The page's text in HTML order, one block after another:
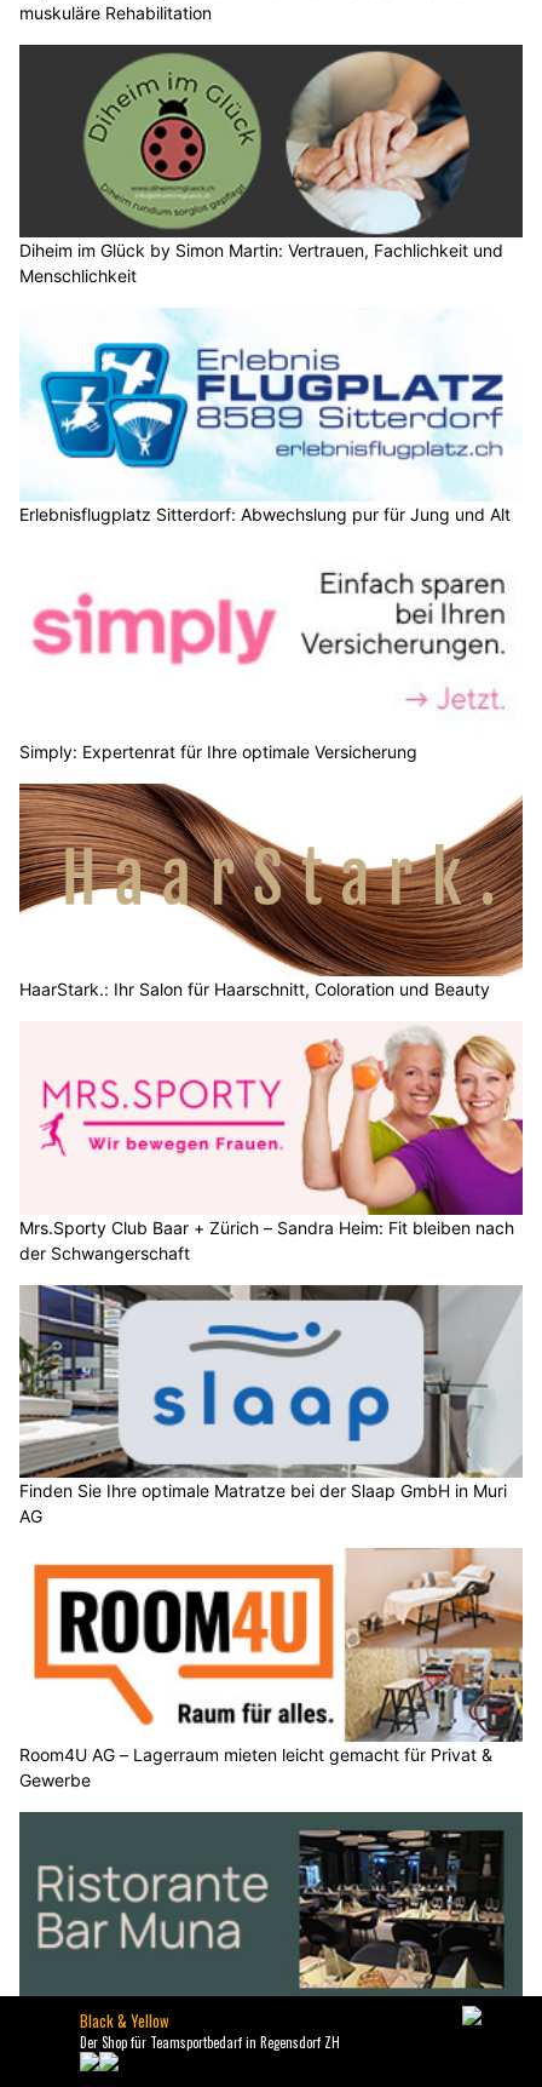
muskuläre Rehabilitation
Diheim im Glück by Simon Martin: Vertrauen, Fachlichkeit und
Menschlichkeit
Erlebnisflugplatz Sitterdorf: Abwechslung pur für Jung und Alt
Simply: Expertenrat für Ihre optimale Versicherung
HaarStark.: Ihr Salon für Haarschnitt, Coloration und Beauty
Mrs.Sporty Club Baar + Zürich – Sandra Heim: Fit bleiben nach
der Schwangerschaft
Finden Sie Ihre optimale Matratze bei der Slaap GmbH in Muri
AG
Room4U AG – Lagerraum mieten leicht gemacht für Privat &
Gewerbe
Ristorante Muna Bern steht für Qualität und mediterranen